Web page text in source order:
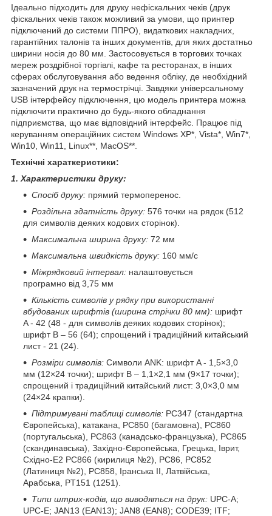
Ідеально підходить для друку нефіскальних чеків (друк
фіскальних чеків також можливий за умови, що принтер
підключений до системи ППРО), видаткових накладних,
гарантійних талонів та інших документів, для яких достатньо
ширини носія до 80 мм. Застосовується в торгових точках
мереж роздрібної торгівлі, кафе та ресторанах, в інших
сферах обслуговування або ведення обліку, де необхідний
зазначений друк на термострічці. Завдяки універсальному
USB інтерфейсу підключення, цю модель принтера можна
підключити практично до будь-якого обладнання
підприємства, що має відповідний інтерфейс. Працює під
керуванням операційних систем Windows XP*, Vista*, Win7*,
Win10, Win11, Linux**, MacOS**.
Технічні хараткеристики:
1. Характеристики друку:
Спосіб друку: прямий термоперенос.
Роздільна здатність друку: 576 точки на рядок (512
для символів деяких кодових сторінок).
Максимальна ширина друку: 72 мм
Максимальна швидкість друку: 160 мм/с
Міжрядковий інтервал: налаштовується
програмно від 3,75 мм
Кількість символів у рядку при використанні
вбудованих шрифтів (ширина стрічки 80 мм): шрифт
A - 42 (48 - для символів деяких кодових сторінок);
шрифт B – 56 (64); спрощений і традиційний китайський
лист - 21 (24).
Розміри символів: Символи ANK: шрифт A - 1,5×3,0
мм (12×24 точки); шрифт B – 1,1×2,1 мм (9×17 точки);
спрощений і традиційний китайський лист: 3,0×3,0 мм
(24×24 крапки).
Підтримувані таблиці символів: PC347 (стандартна
Європейська), катакана, PC850 (багамовна), PC860
(португальська), PC863 (канадсько-французька), PC865
(скандинавська), Західно-Європейська, Грецька, Іврит,
Східно-Е2 PC866 (кирилиця №2), РС86, PC852
(Латиниця №2), PC858, Іранська II, Латвійська,
Арабська, PT151 (1251).
Типи штрих-кодів, що виводяться на друк: UPC-A;
UPC-E; JAN13 (EAN13); JAN8 (EAN8); CODE39; ITF;